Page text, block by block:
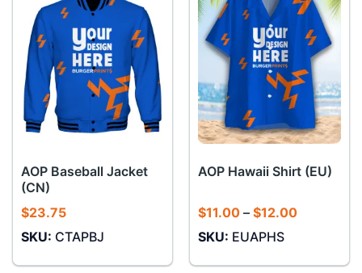
AOP Baseball Jacket
(CN)
$23.75
SKU: CTAPBJ
AOP Hawaii Shirt (EU)
$11.00 – $12.00Khoảng
đến
SKU: EUAPHS